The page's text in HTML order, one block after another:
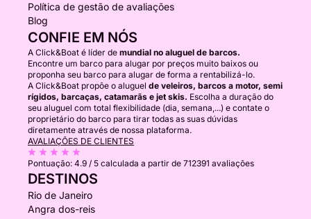
Política de gestão de avaliações
Blog
CONFIE EM NÓS
A Click&Boat é líder de mundial no aluguel de barcos.
Encontre um barco para alugar por preços muito baixos ou
proponha seu barco para alugar de forma a rentabilizá-lo.
A Click&Boat propõe o aluguel de veleiros, barcos a motor, semi
rígidos, barcaças, catamarãs e jet skis. Escolha a duração do
seu aluguel com total flexibilidade (dia, semana,...) e contate o
proprietário do barco para tirar todas as suas dúvidas
diretamente através de nossa plataforma.
AVALIAÇÕES DE CLIENTES
Pontuação: 4.9 / 5 calculada a partir de 712391 avaliações
DESTINOS
Rio de Janeiro
Angra dos-reis